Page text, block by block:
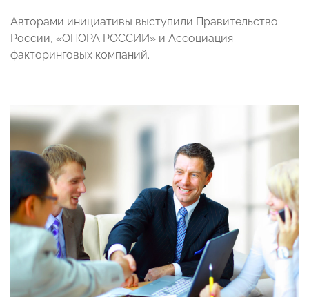
Авторами инициативы выступили Правительство
России, «ОПОРА РОССИИ» и Ассоциация
факторинговых компаний.